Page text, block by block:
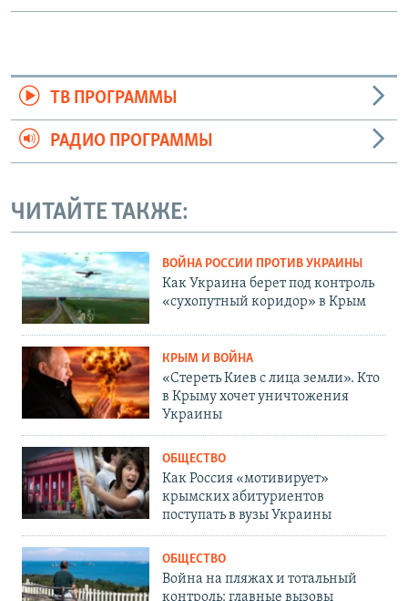
ТВ ПРОГРАММЫ
РАДИО ПРОГРАММЫ
ЧИТАЙТЕ ТАКЖЕ:
ВОЙНА РОССИИ ПРОТИВ УКРАИНЫ
Как Украина берет под контроль
«сухопутный коридор» в Крым
КРЫМ И ВОЙНА
«Стереть Киев с лица земли». Кто
в Крыму хочет уничтожения
Украины
ОБЩЕСТВО
Как Россия «мотивирует»
крымских абитуриентов
поступать в вузы Украины
ОБЩЕСТВО
Война на пляжах и тотальный
контроль: главные вызовы